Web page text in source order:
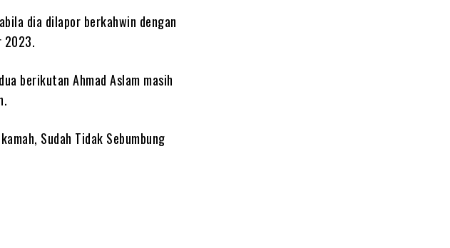
dia dilapor berkahwin dengan
2023.
berikutan Ahmad Aslam masih
Sudah Tidak Sebumbung